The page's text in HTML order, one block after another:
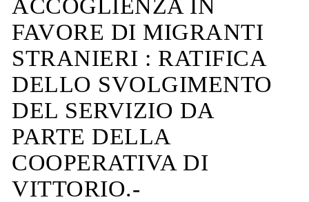
ACCOGLIENZA IN
FAVORE DI MIGRANTI
STRANIERI : RATIFICA
DELLO SVOLGIMENTO
DEL SERVIZIO DA
PARTE DELLA
COOPERATIVA DI
VITTORIO.-